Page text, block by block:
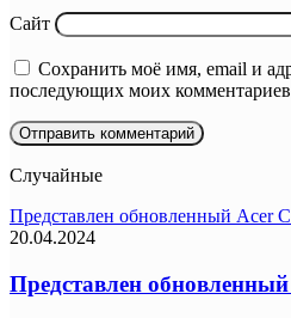
Сайт
Сохранить моё имя, email и
последующих моих
Случайные
Представлен обновленный Acer
20.04.2024
Представлен